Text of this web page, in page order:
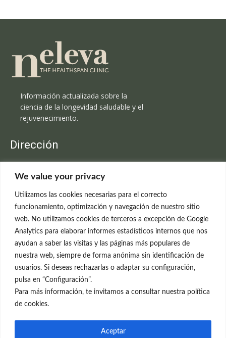
We value your privacy
Utilizamos las cookies necesarias para el correcto
funcionamiento, optimización y navegación de nuestro sitio
web. No utilizamos cookies de terceros a excepción de Google
Analytics para elaborar informes estadísticos internos que nos
ayudan a saber las visitas y las páginas más populares de
nuestra web, siempre de forma anónima sin identificación de
usuarios. Si deseas rechazarlas o adaptar su configuración,
pulsa en “Configuración”.
Para más información, te invitamos a consultar nuestra política
de cookies.
Aceptar
Información actualizada sobre la
ciencia de la longevidad saludable y el
rejuvenecimiento.
Dirección
C/Claudio Coello, 19 - 1º
699 595 619
rejuvenecimiento@clinicaneleva.com
Información Legal
Política de Privacidad
Política de Cookies